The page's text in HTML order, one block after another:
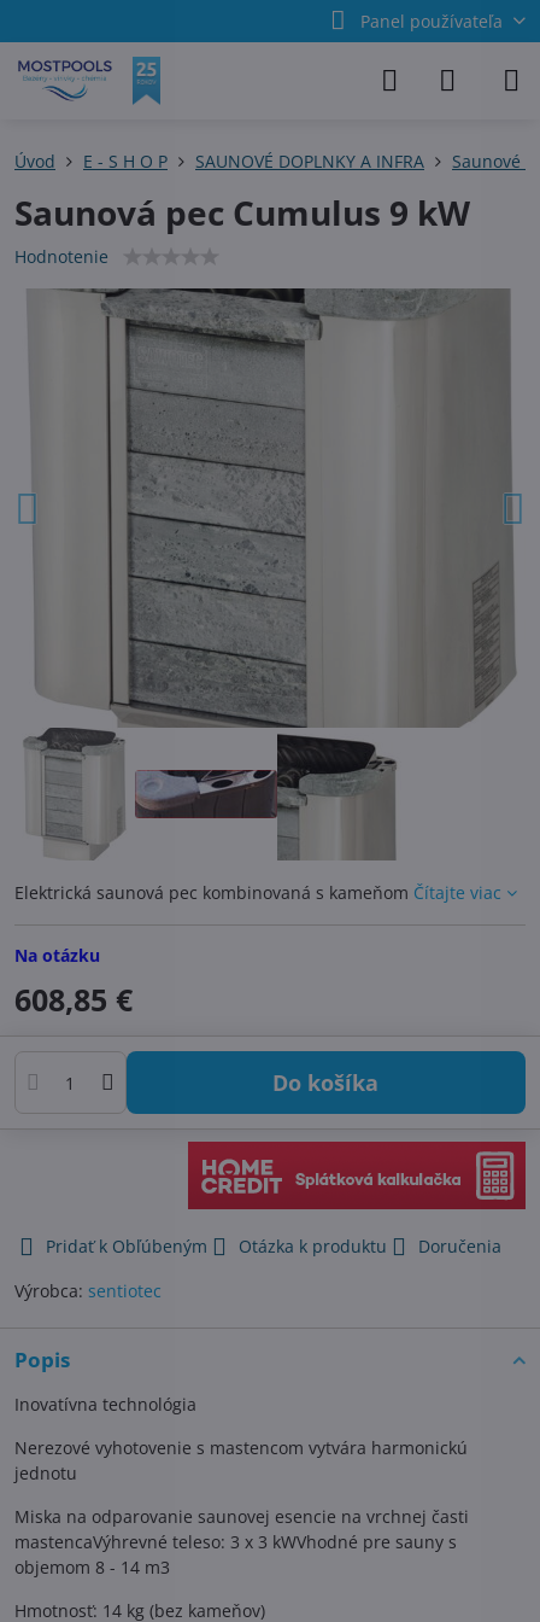
Panel používateľa
Úvod E - S H O P SAUNOVÉ DOPLNKY A INFRA Saunové
Saunová pec Cumulus 9 kW
Hodnotenie
Elektrická saunová pec kombinovaná s kameňom Čítajte viac
Na otázku
608,85 €
Do košíka
Pridať k Obľúbeným Otázka k produktu
Doručenia
Výrobca: sentiotec
Popis
Inovatívna technológia
Nerezové vyhotovenie s mastencom vytvára harmonickú
jednotu
Miska na odparovanie saunovej esencie na vrchnej časti
mastencaVýhrevné teleso: 3 x 3 kWVhodné pre sauny s
objemom 8 - 14 m3
Hmotnosť: 14 kg (bez kameňov)